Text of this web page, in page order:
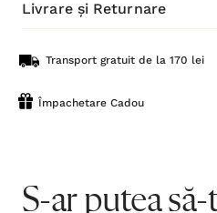
Livrare și Returnare
Transport gratuit de la 170 lei
Împachetare Cadou
S-ar putea